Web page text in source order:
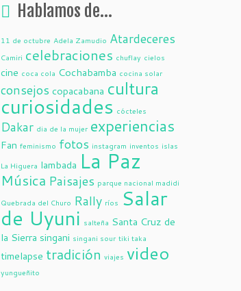
Hablamos de…
11 de octubre Adela Zamudio Atardeceres
Camiri celebraciones chuflay cielos
cine coca cola Cochabamba cocina solar
consejos copacabana cultura
curiosidades cócteles
Dakar dia de la mujer experiencias
Fan feminismo fotos instagram inventos islas
La Higuera lambada La Paz
Música Paisajes parque nacional madidi
Quebrada del Churo Rally ríos Salar
de Uyuni salteña Santa Cruz de
la Sierra singani singani sour tiki taka
timelapse tradición viajes video
yungueñito